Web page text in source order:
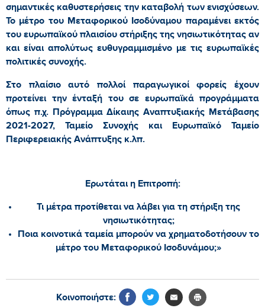
σημαντικές καθυστερήσεις την καταβολή των ενισχύσεων.
Το μέτρο του Μεταφορικού Ισοδύναμου παραμένει εκτός
του ευρωπαϊκού πλαισίου στήριξης της νησιωτικότητας αν
και είναι απολύτως ευθυγραμμισμένο με τις ευρωπαϊκές
πολιτικές συνοχής.
Στο πλαίσιο αυτό πολλοί παραγωγικοί φορείς έχουν
προτείνει την ένταξή του σε ευρωπαϊκά προγράμματα
όπως π.χ. Πρόγραμμα Δίκαιης Αναπτυξιακής Μετάβασης
2021-2027, Ταμείο Συνοχής και Ευρωπαϊκό Ταμείο
Περιφερειακής Ανάπτυξης κ.λπ.
Ερωτάται η Επιτροπή:
Τι μέτρα προτίθεται να λάβει για τη στήριξη της
νησιωτικότητας;
Ποια κοινοτικά ταμεία μπορούν να χρηματοδοτήσουν το
μέτρο του Μεταφορικού Ισοδυνάμου;»
Κοινοποιήστε: